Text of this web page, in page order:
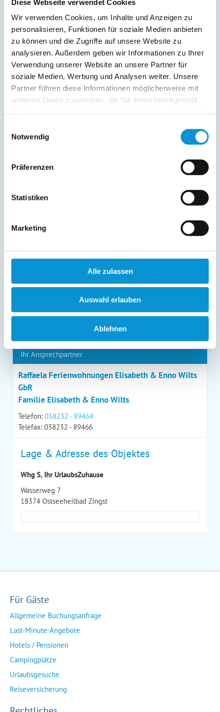
Diese Webseite verwendet Cookies
Wir verwenden Cookies, um Inhalte und Anzeigen zu
personalisieren, Funktionen für soziale Medien anbieten
zu können und die Zugriffe auf unsere Website zu
analysieren. Außerdem geben wir Informationen zu Ihrer
Verwendung unserer Website an unsere Partner für
soziale Medien, Werbung und Analysen weiter. Unsere
Partner führen diese Informationen möglicherweise mit
weiteren Daten zusammen, die Sie ihnen bereitgestellt
Notwendig
Präferenzen
Statistiken
Marketing
Alle zulassen
Auswahl erlauben
Ablehnen
Kopie der Nachricht per Mail zusenden
Reiseversicherungs­informationen anfordern
Ich habe dieDatenschutzhinweisegelesen und bin
damit einverstanden.
*
Ostsee-Ferienwohnungen.de erhebt, verarbeitet und
Bearbeitung Ihres Anliegens
(Buchungsanfrage/Informationsanfrage). Sie können
gespeicherten Daten erhalten sowie die Berichtigung,
Löschung bzw. Sperrung Ihrer Daten verlangen. Die
entgegenstehen. Die vorgenannten Rechte können Sie
gegenüber Ostsee-Ferienwohnungen.de unentgeltlich
Kontaktmöglichkeiten geltend machen, außerdem steht
Ihnen ein Beschwerderecht bei einer Aufsichtsbehörde
*
Kontaktdaten
Ihr Ansprechpartner
Raffaela Ferienwohnungen Elisabeth & Enno Wilts
GbR
Familie Elisabeth & Enno Wilts
Telefon: 038232 - 89464
Telefax: 038232 - 89466
Lage & Adresse des Objektes
Whg S, Ihr UrlaubsZuhause
Wasserweg 7
18374 Ostseeheilbad Zingst
Für Gäste
Allgemeine Buchungsanfrage
Last-Minute-Angebote
Hotels / Pensionen
Campingplätze
Urlaubsgesuche
Reiseversicherung